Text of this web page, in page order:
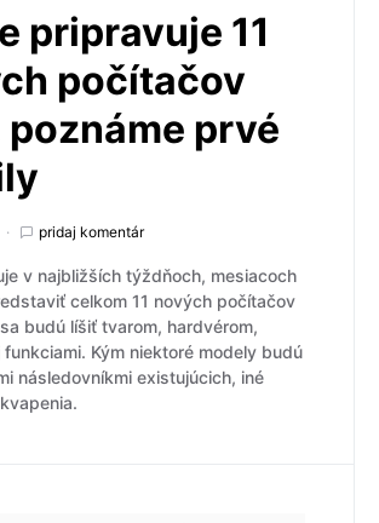
pripravuje 11
počítačov
poznáme prvé
pridaj komentár
v najbližších týždňoch, mesiacoch
celkom 11 nových počítačov
budú líšiť tvarom, hardvérom,
Kým niektoré modely budú
následovníkmi existujúcich, iné